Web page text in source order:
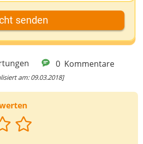
0 Kommentare
am: 09.03.2018]
(wenn du eine Antwort
senden